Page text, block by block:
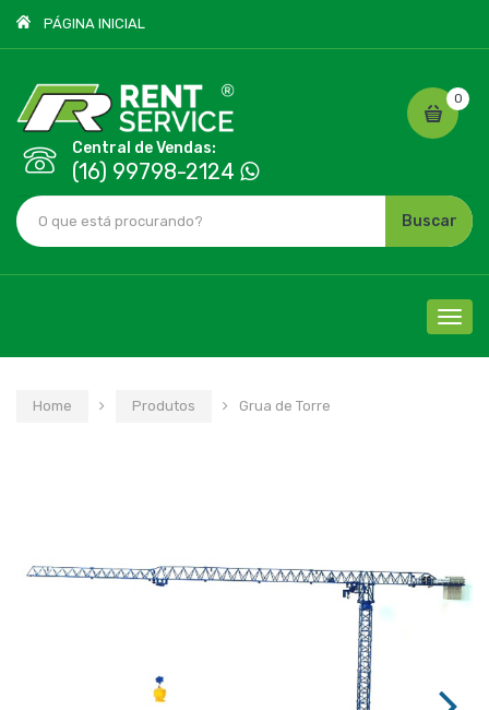
PÁGINA INICIAL
Central de Vendas:
(16) 99798-2124
0
Buscar
Home
Produtos Grua de Torre